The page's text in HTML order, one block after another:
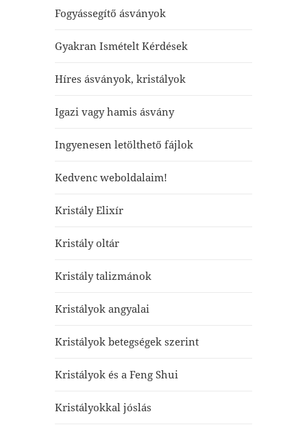
Fogyássegítő ásványok
Gyakran Ismételt Kérdések
Híres ásványok, kristályok
Igazi vagy hamis ásvány
Ingyenesen letölthető fájlok
Kedvenc weboldalaim!
Kristály Elixír
Kristály oltár
Kristály talizmánok
Kristályok angyalai
Kristályok betegségek szerint
Kristályok és a Feng Shui
Kristályokkal jóslás